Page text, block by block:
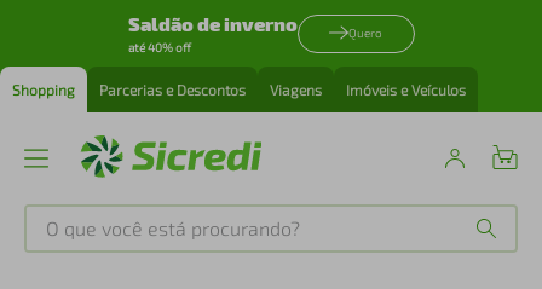
Saldão de inverno
até 40% off
Quero
Shopping Parcerias e Descontos Viagens Imóveis e Veículos
O que você está procurando?